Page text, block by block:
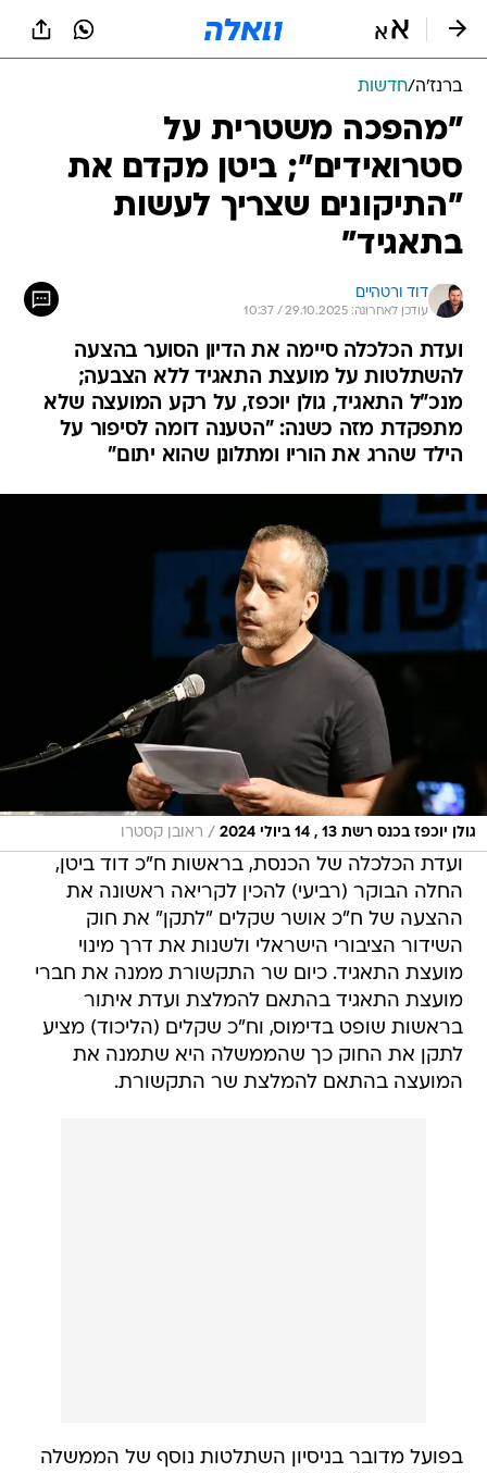
ברנז'ה/חדשות
"מהפכה משטרית על
סטרואידים"; ביטן מקדם את
"התיקונים שצריך לעשות
בתאגיד"
דוד ורטהיים
עודכן לאחרונה: 29.10.2025 / 10:37
ועדת הכלכלה סיימה את הדיון הסוער בהצעה
להשתלטות על מועצת התאגיד ללא הצבעה;
מנכ"ל התאגיד, גולן יוכפז, על רקע המועצה שלא
מתפקדת מזה כשנה: "הטענה דומה לסיפור על
הילד שהרג את הוריו ומתלונן שהוא יתום"
גולן יוכפז בכנס רשת 13 , 14 ביולי 2024 / ראובן קסטרו
ועדת הכלכלה של הכנסת, בראשות ח"כ דוד ביטן,
החלה הבוקר (רביעי) להכין לקריאה ראשונה את
ההצעה של ח"כ אושר שקלים "לתקן" את חוק
השידור הציבורי הישראלי ולשנות את דרך מינוי
מועצת התאגיד. כיום שר התקשורת ממנה את חברי
מועצת התאגיד בהתאם להמלצת ועדת איתור
בראשות שופט בדימוס, וח"כ שקלים (הליכוד) מציע
לתקן את החוק כך שהממשלה היא שתמנה את
המועצה בהתאם להמלצת שר התקשורת.
בפועל מדובר בניסיון השתלטות נוסף של הממשלה